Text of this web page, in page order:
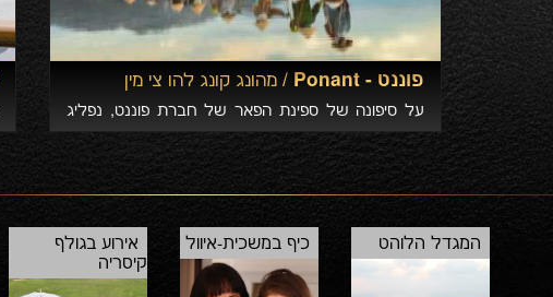
פוננט - Ponant / מהונג קונג להו צי מין
על סיפונה של ספינת הפאר של חברת פוננט, נפליג
מהונג קונג ונהנה משיט במעמקי תרבות עתיקה
ומפוארת.
אירוע בגולף
קיסריה
כיף במשכית-איוול המגדל הלוהט